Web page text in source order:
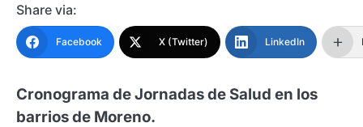
Share via:
Facebook X (Twitter) LinkedIn
Cronograma de Jornadas de Salud en los
barrios de Moreno.